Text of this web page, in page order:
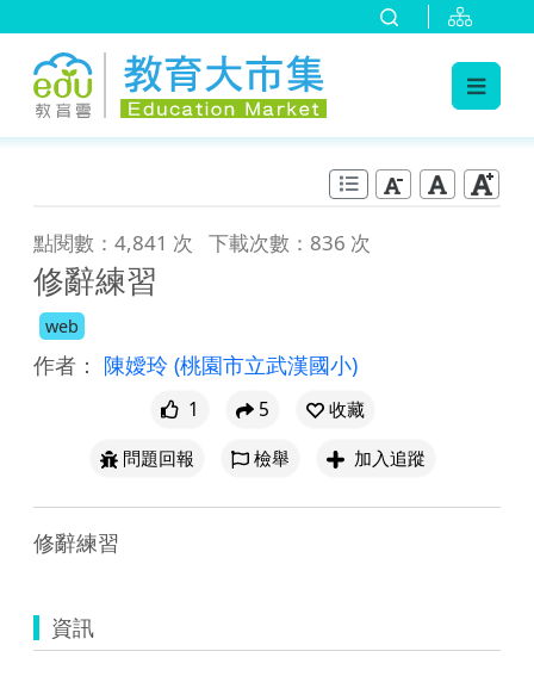
點閱數：4,841 次 下載次數：836 次
修辭練習
web
作者： 陳嬡玲 (桃園市立武漢國小)
1 5
收藏
問題回報
檢舉 加入追蹤
修辭練習
資訊